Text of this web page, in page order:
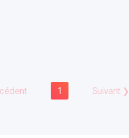
1 Suivant❯